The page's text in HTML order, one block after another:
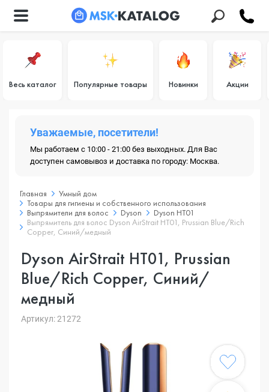
Весь каталог Популярные товары Новинки Акции
Уважаемые, посетители!
Мы работаем с 10:00 - 21:00 без выходных. Для Вас
доступен самовывоз и доставка по городу: Москва.
Главная
Умный дом
Товары для гигиены и собственного использования
Выпрямители для волос
Dyson
Dyson HT01
Выпрямитель для волос Dyson AirStrait HT01, Prussian Blue/Rich
Copper, Синий/медный
Dyson AirStrait HT01, Prussian
Blue/Rich Copper, Синий/
медный
Артикул: 21272